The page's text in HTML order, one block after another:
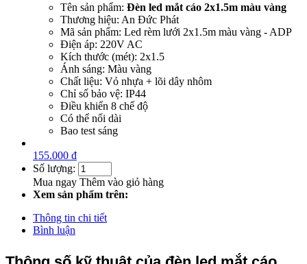
Tên sản phẩm: Đèn led mắt cáo 2x1.5m màu vàng
Thương hiệu: An Đức Phát
Mã sản phẩm: Led rèm lưới 2x1.5m màu vàng - ADP
Điện áp: 220V AC
Kích thước (mét): 2x1.5
Ánh sáng: Màu vàng
Chất liệu: Vỏ nhựa + lõi dây nhôm
Chỉ số bảo vệ: IP44
Điều khiển 8 chế độ
Có thể nối dài
Bao test sáng
155.000 đ
Số lượng:
Mua ngay Thêm vào giỏ hàng
Xem sản phẩm trên:
Thông tin chi tiết
Bình luận